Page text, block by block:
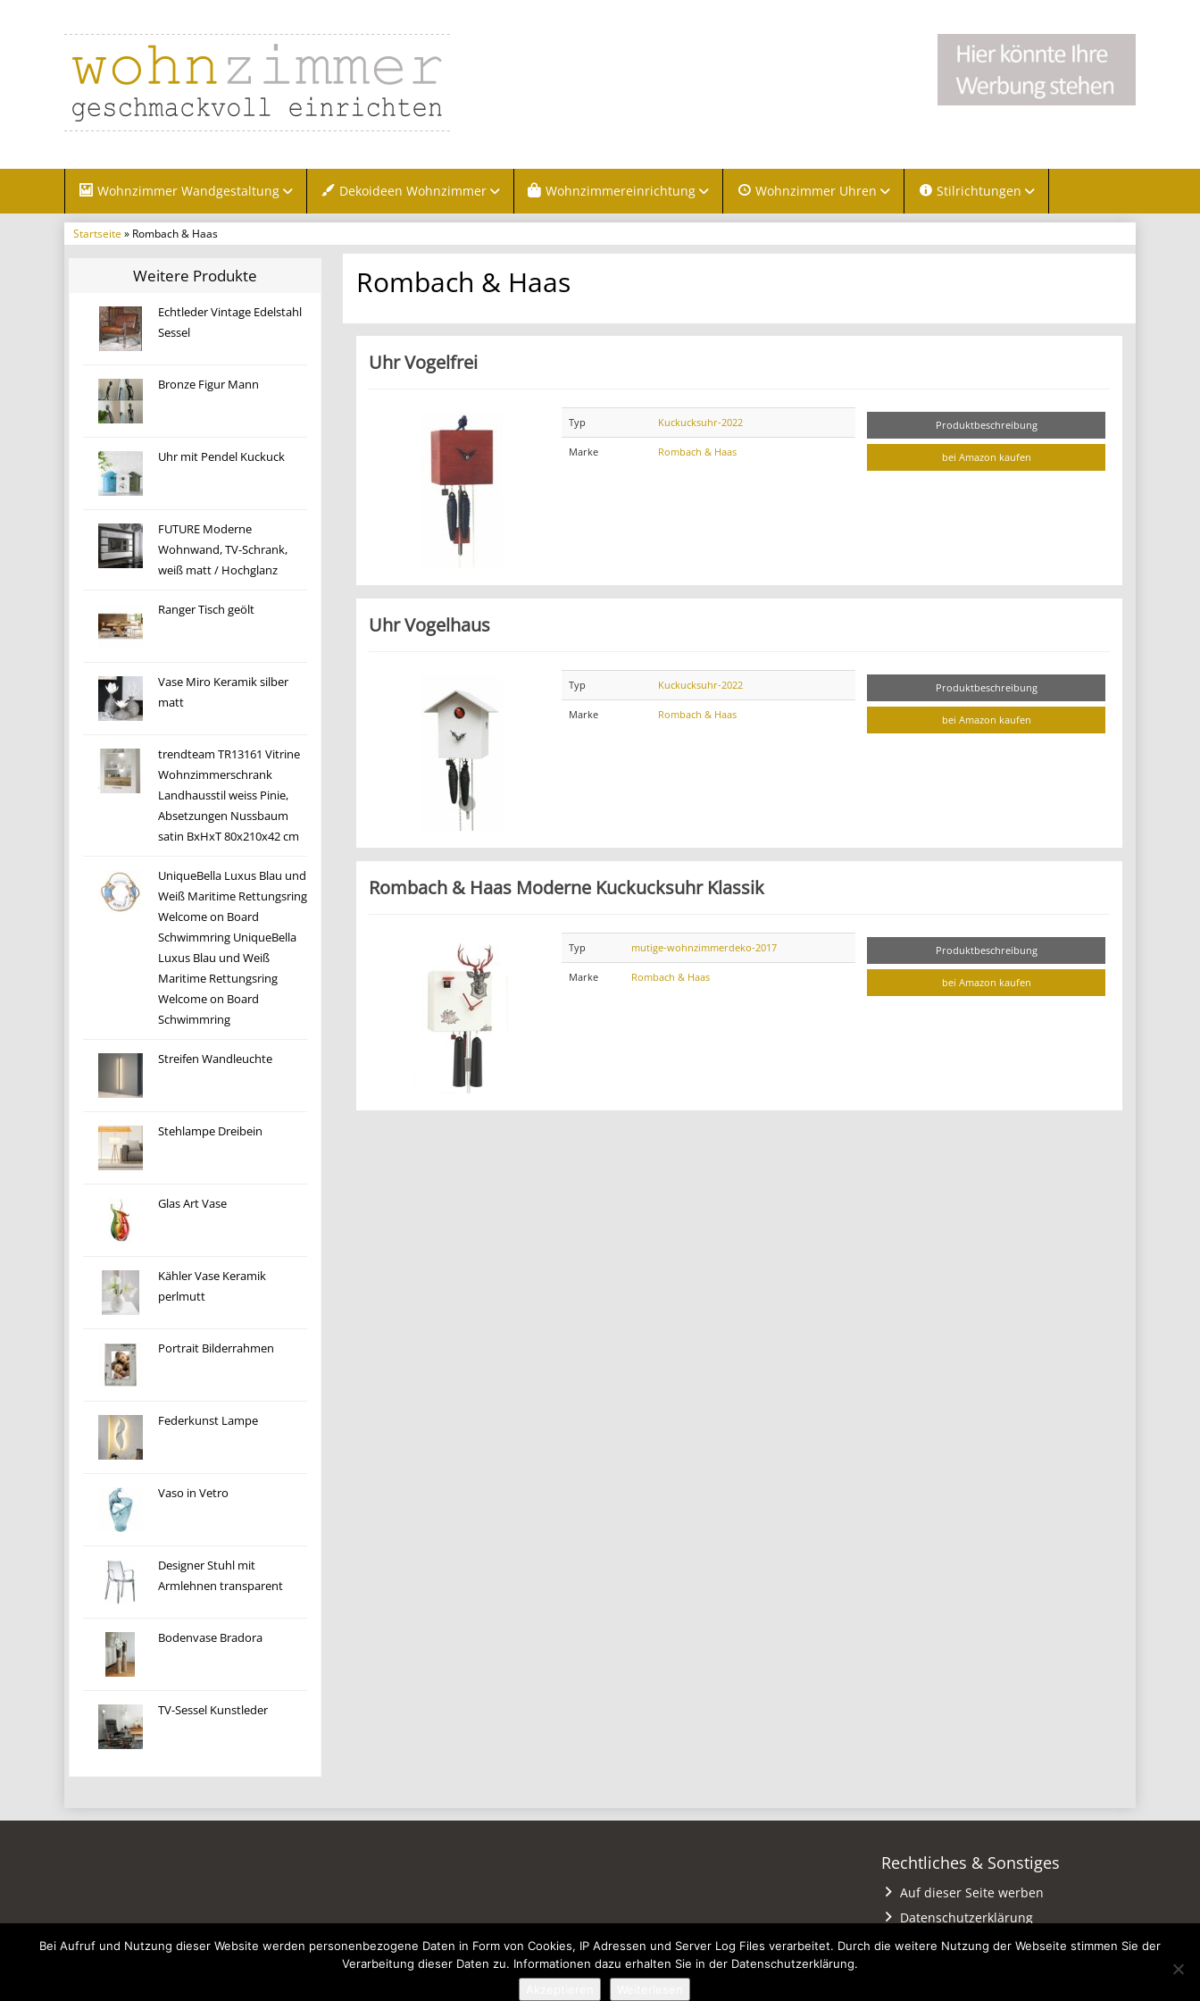
Wohnzimmer Wandgestaltung Dekoideen Wohnzimmer Wohnzimmereinrichtung Wohnzimmer Uhren Stilrichtungen
Startseite» Rombach & Haas
Weitere Produkte
Echtleder Vintage Edelstahl
Sessel
Bronze Figur Mann
Uhr mit Pendel Kuckuck
FUTURE Moderne
Wohnwand, TV-Schrank,
weiß matt / Hochglanz
Ranger Tisch geölt
Vase Miro Keramik silber
matt
trendteam TR13161 Vitrine
Wohnzimmerschrank
Landhausstil weiss Pinie,
Absetzungen Nussbaum
satin BxHxT 80x210x42 cm
UniqueBella Luxus Blau und
Weiß Maritime Rettungsring
Welcome on Board
Schwimmring UniqueBella
Luxus Blau und Weiß
Maritime Rettungsring
Welcome on Board
Schwimmring
Streifen Wandleuchte
Stehlampe Dreibein
Glas Art Vase
Kähler Vase Keramik
perlmutt
Portrait Bilderrahmen
Federkunst Lampe
Vaso in Vetro
Designer Stuhl mit
Armlehnen transparent
Bodenvase Bradora
TV-Sessel Kunstleder
Rombach & Haas
Uhr Vogelfrei
Typ Kuckucksuhr-2022
Marke Rombach & Haas
Produktbeschreibung
bei Amazon kaufen
Uhr Vogelhaus
Typ Kuckucksuhr-2022
Marke Rombach & Haas
Produktbeschreibung
bei Amazon kaufen
Rombach & Haas Moderne Kuckucksuhr Klassik
Typ mutige-wohnzimmerdeko-2017
Marke Rombach & Haas
Produktbeschreibung
bei Amazon kaufen
Rechtliches & Sonstiges
Auf dieser Seite werben
Datenschutzerklärung
Impressum
Bei Aufruf und Nutzung dieser Website werden personenbezogene Daten in Form von Cookies, IP Adressen und Server Log Files verarbeitet. Durch die weitere Nutzung der Webseite stimmen Sie der
Verarbeitung dieser Daten zu. Informationen dazu erhalten Sie in der Datenschutzerklärung.